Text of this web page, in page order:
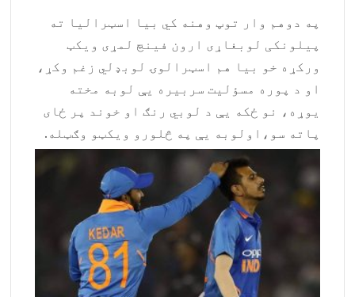
په دوهم وار توپ وهنه کي بیا اسټرالیا ته
پیلونکی لوبغاړی ارون فینچ لمړی ویکټ
ورکړه خو بیا هم اسټرالوۍ لوبډلي زغم وکړ،
او د پوره مسؤلیت سربیره یې لوبه مخته
یوړه، نو ځکه یې د لوبي رنګ او خوند پر ځای
پاته سو،اولوبه یې په څلورو ویکټو وګټله.